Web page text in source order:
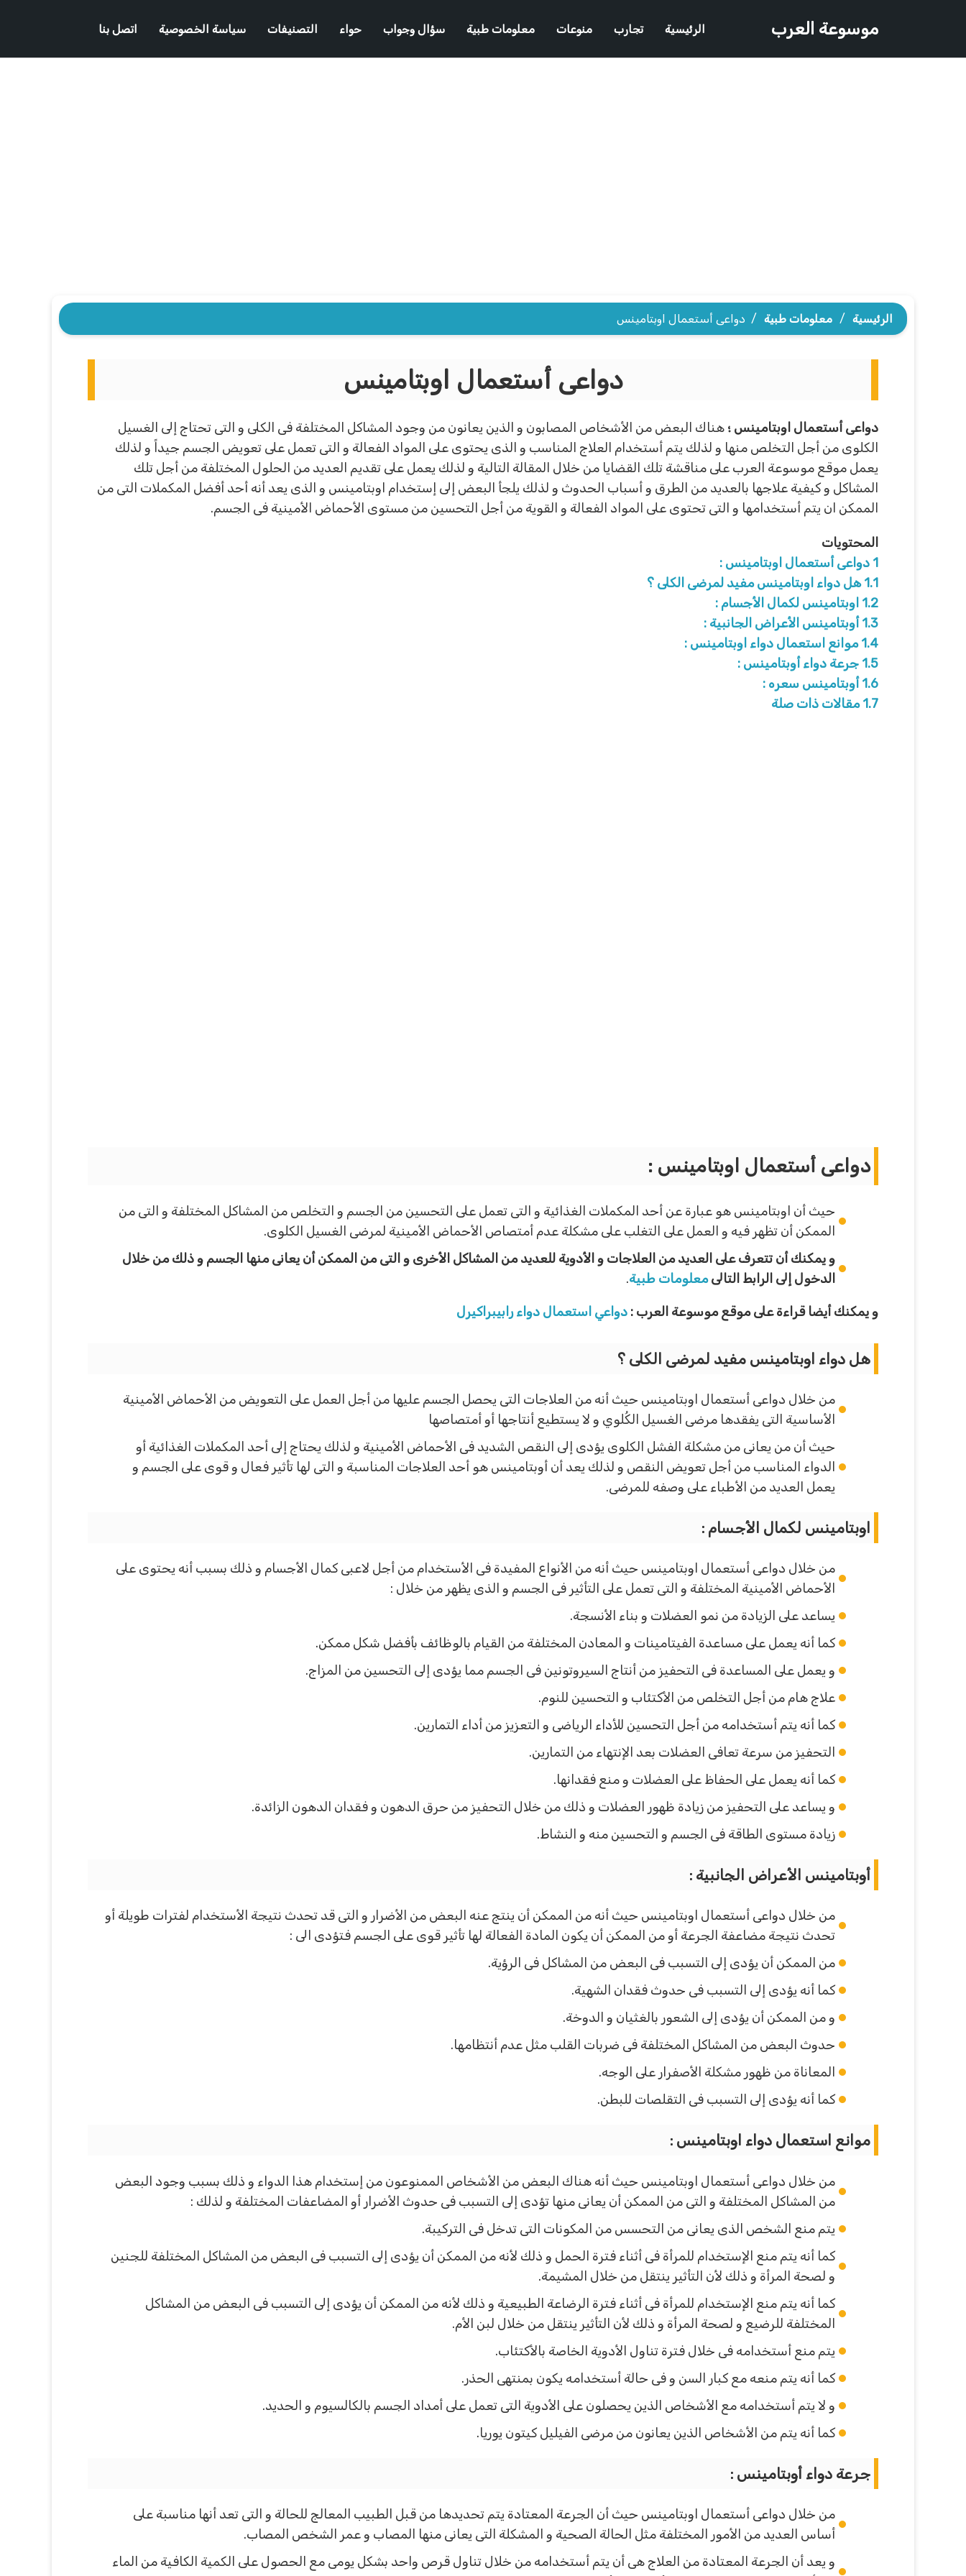
موسوعة العرب الرئيسية تجارب منوعات معلومات طبية سؤال وجواب حواء التصنيفات سياسة الخصوصية اتصل بنا
الرئيسية / معلومات طبية / دواعى أستعمال اوبتامينس
دواعى أستعمال اوبتامينس
دواعى أستعمال اوبتامينس ؛ هناك البعض من الأشخاص المصابون و الذين يعانون من وجود المشاكل المختلفة فى الكلى و التى تحتاج إلى الغسيل
الكلوى من أجل التخلص منها و لذلك يتم أستخدام العلاج المناسب و الذى يحتوى على المواد الفعالة و التى تعمل على تعويض الجسم جيداً و لذلك
يعمل موقع موسوعة العرب على مناقشة تلك القضايا من خلال المقالة التالية و لذلك يعمل على تقديم العديد من الحلول المختلفة من أجل تلك
المشاكل و كيفية علاجها بالعديد من الطرق و أسباب الحدوث و لذلك يلجأ البعض إلى إستخدام اوبتامينس و الذى يعد أنه أحد أفضل المكملات التى من
الممكن ان يتم أستخدامها و التى تحتوى على المواد الفعالة و القوية من أجل التحسين من مستوى الأحماض الأمينية فى الجسم.
المحتويات
1 دواعى أستعمال اوبتامينس :
1.1 هل دواء اوبتامينس مفيد لمرضى الكلى ؟
1.2 اوبتامينس لكمال الأجسام :
1.3 أوبتامينس الأعراض الجانبية :
1.4 موانع استعمال دواء اوبتامينس :
1.5 جرعة دواء أوبتامينس :
1.6 أوبتامينس سعره :
1.7 مقالات ذات صلة
دواعى أستعمال اوبتامينس :
حيث أن اوبتامينس هو عبارة عن أحد المكملات الغذائية و التى تعمل على التحسين من الجسم و التخلص من المشاكل المختلفة و التى من
الممكن أن تظهر فيه و العمل على التغلب على مشكلة عدم أمتصاص الأحماض الأمينية لمرضى الغسيل الكلوى.
و يمكنك أن تتعرف على العديد من العلاجات و الأدوية للعديد من المشاكل الأخرى و التى من الممكن أن يعانى منها الجسم و ذلك من خلال
الدخول إلى الرابط التالىمعلومات طبية.
و يمكنك أيضا قراءة على موقع موسوعة العرب : دواعي استعمال دواء رابيبراكيرل
هل دواء اوبتامينس مفيد لمرضى الكلى ؟
من خلال دواعى أستعمال اوبتامينس حيث أنه من العلاجات التى يحصل الجسم عليها من أجل العمل على التعويض من الأحماض الأمينية
الأساسية التى يفقدها مرضى الغسيل الكُلوي و لا يستطيع أنتاجها أو أمتصاصها
حيث أن من يعانى من مشكلة الفشل الكلوى يؤدى إلى النقص الشديد فى الأحماض الأمينية و لذلك يحتاج إلى أحد المكملات الغذائية أو
الدواء المناسب من أجل تعويض النقص و لذلك يعد أن أوبتامينس هو أحد العلاجات المناسبة و التى لها تأثير فعال و قوى على الجسم و
يعمل العديد من الأطباء على وصفه للمرضى.
اوبتامينس لكمال الأجسام :
من خلال دواعى أستعمال اوبتامينس حيث أنه من الأنواع المفيدة فى الأستخدام من أجل لاعبى كمال الأجسام و ذلك بسبب أنه يحتوى على
الأحماض الأمينية المختلفة و التى تعمل على التأثير فى الجسم و الذى يظهر من خلال :
يساعد على الزيادة من نمو العضلات و بناء الأنسجة.
كما أنه يعمل على مساعدة الفيتامينات و المعادن المختلفة من القيام بالوظائف بأفضل شكل ممكن.
و يعمل على المساعدة فى التحفيز من أنتاج السيروتونين فى الجسم مما يؤدى إلى التحسين من المزاج.
علاج هام من أجل التخلص من الأكتئاب و التحسين للنوم.
كما أنه يتم أستخدامه من أجل التحسين للأداء الرياضى و التعزيز من أداء التمارين.
التحفيز من سرعة تعافى العضلات بعد الإنتهاء من التمارين.
كما أنه يعمل على الحفاظ على العضلات و منع فقدانها.
و يساعد على التحفيز من زيادة ظهور العضلات و ذلك من خلال التحفيز من حرق الدهون و فقدان الدهون الزائدة.
زيادة مستوى الطاقة فى الجسم و التحسين منه و النشاط.
أوبتامينس الأعراض الجانبية :
من خلال دواعى أستعمال اوبتامينس حيث أنه من الممكن أن ينتج عنه البعض من الأضرار و التى قد تحدث نتيجة الأستخدام لفترات طويلة أو
تحدث نتيجة مضاعفة الجرعة أو من الممكن أن يكون المادة الفعالة لها تأثير قوى على الجسم فتؤدى الى :
من الممكن أن يؤدى إلى التسبب فى البعض من المشاكل فى الرؤية.
كما أنه يؤدى إلى التسبب فى حدوث فقدان الشهية.
و من الممكن أن يؤدى إلى الشعور بالغثيان و الدوخة.
حدوث البعض من المشاكل المختلفة فى ضربات القلب مثل عدم أنتظامها.
المعاناة من ظهور مشكلة الأصفرار على الوجه.
كما أنه يؤدى إلى التسبب فى التقلصات للبطن.
موانع استعمال دواء اوبتامينس :
من خلال دواعى أستعمال اوبتامينس حيث أنه هناك البعض من الأشخاص الممنوعون من إستخدام هذا الدواء و ذلك بسبب وجود البعض
من المشاكل المختلفة و التى من الممكن أن يعانى منها تؤدى إلى التسبب فى حدوث الأضرار أو المضاعفات المختلفة و لذلك :
يتم منع الشخص الذى يعانى من التحسس من المكونات التى تدخل فى التركيبة.
كما أنه يتم منع الإستخدام للمرأة فى أثناء فترة الحمل و ذلك لأنه من الممكن أن يؤدى إلى التسبب فى البعض من المشاكل المختلفة للجنين
و لصحة المرأة و ذلك لأن التأثير ينتقل من خلال المشيمة.
كما أنه يتم منع الإستخدام للمرأة فى أثناء فترة الرضاعة الطبيعية و ذلك لأنه من الممكن أن يؤدى إلى التسبب فى البعض من المشاكل
المختلفة للرضيع و لصحة المرأة و ذلك لأن التأثير ينتقل من خلال لبن الأم.
يتم منع أستخدامه فى خلال فترة تناول الأدوية الخاصة بالأكتئاب.
كما أنه يتم منعه مع كبار السن و فى حالة أستخدامه يكون بمنتهى الحذر.
و لا يتم أستخدامه مع الأشخاص الذين يحصلون على الأدوية التى تعمل على أمداد الجسم بالكالسيوم و الحديد.
كما أنه يتم من الأشخاص الذين يعانون من مرضى الفيليل كيتون يوريا.
جرعة دواء أوبتامينس :
من خلال دواعى أستعمال اوبتامينس حيث أن الجرعة المعتادة يتم تحديدها من قبل الطبيب المعالج للحالة و التى تعد أنها مناسبة على
أساس العديد من الأمور المختلفة مثل الحالة الصحية و المشكلة التى يعانى منها المصاب و عمر الشخص المصاب.
و يعد أن الجرعة المعتادة من العلاج هى أن يتم أستخدامه من خلال تناول قرص واحد بشكل يومى مع الحصول على الكمية الكافية من الماء